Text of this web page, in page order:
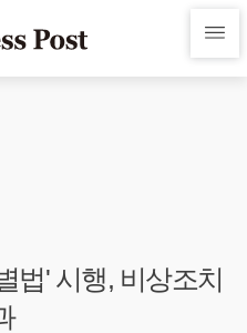
법' 시행, 비상조치